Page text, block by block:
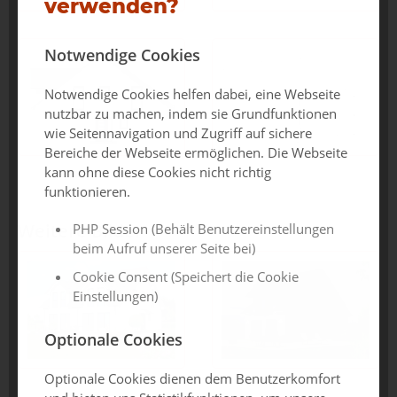
Weitere Bilder
verwenden?
Notwendige Cookies
Notwendige Cookies helfen dabei, eine Webseite
nutzbar zu machen, indem sie Grundfunktionen
wie Seitennavigation und Zugriff auf sichere
Bereiche der Webseite ermöglichen. Die Webseite
kann ohne diese Cookies nicht richtig
funktionieren.
PHP Session (Behält Benutzereinstellungen
beim Aufruf unserer Seite bei)
Cookie Consent (Speichert die Cookie
Einstellungen)
Optionale Cookies
Optionale Cookies dienen dem Benutzerkomfort